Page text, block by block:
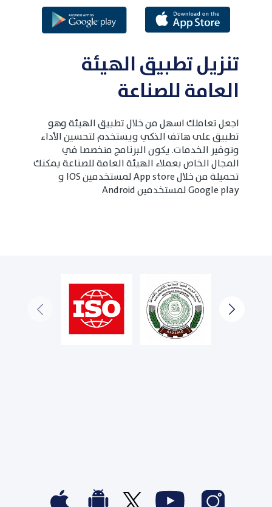
تنزيل تطبيق الهيئة
العامة للصناعة
اجعل تعاملك اسهل من خلال تطبيق الهيئة وهو
تطبيق على هاتف الذكي ويستخدم لتحسين الأداء
وتوفير الخدمات. يكون البرنامج متخصصا في
المجال الخاص بعملاء الهيئة العامة للصناعة يمكنك
تحميلة من خلال App store لمستخدمين IOS و
Google play لمستخدمين Android